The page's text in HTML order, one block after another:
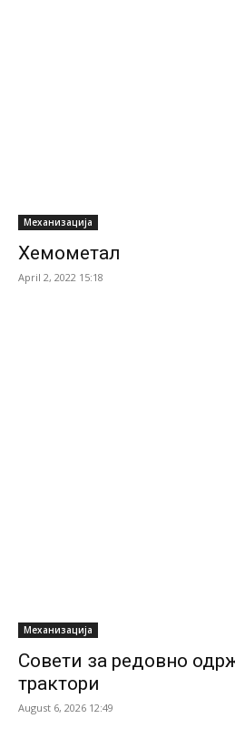
Механизација
Хемометал
April 2, 2022 15:18
Механизација
Совети за редовно
трактори
August 6, 2026 12:49